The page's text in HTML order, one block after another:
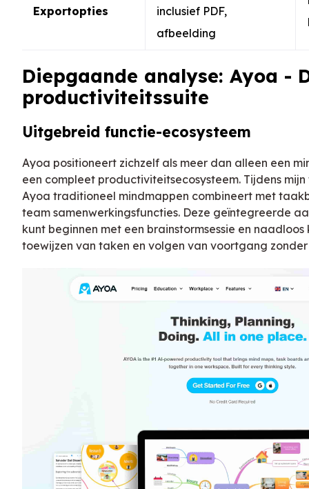
Exportopties
inclusief PDF,
afbeelding
Diepgaande analyse: Ayoa -
productiviteitssuite
Uitgebreid functie-ecosysteem
Ayoa positioneert zichzelf als meer dan alleen een
een compleet productiviteitsecosysteem. Tijdens
Ayoa traditioneel mindmappen combineert met
team samenwerkingsfuncties. Deze geïntegreerde
kunt beginnen met een brainstormsessie en
toewijzen van taken en volgen van voortgang